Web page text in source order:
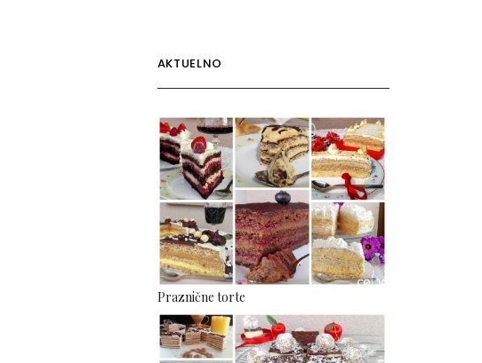
AKTUELNO
Praznične torte